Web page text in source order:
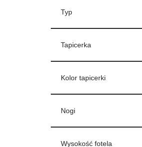
Typ
Tapicerka
Kolor tapicerki
Nogi
Wysokość fotela